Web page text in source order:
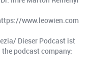
www.leowien.com
Dieser Podcast ist
the podcast company: